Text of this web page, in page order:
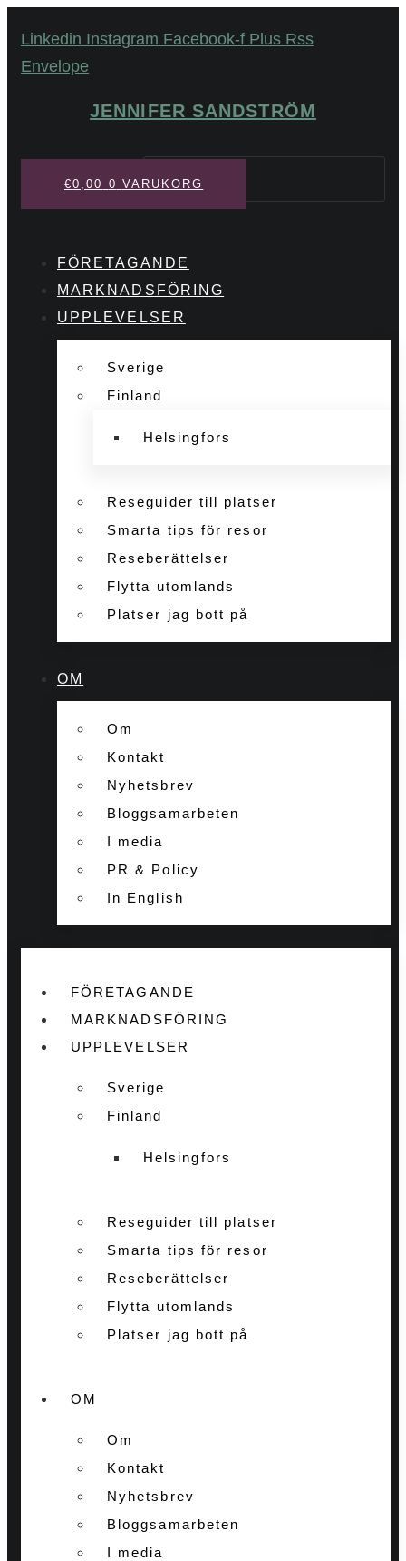
till
innehåll
Linkedin Instagram Facebook-f Plus Rss
Envelope
JENNIFER SANDSTRÖM
Sök
€0,00 0 VARUKORG
FÖRETAGANDE
MARKNADSFÖRING
UPPLEVELSER
Sverige
Finland
Helsingfors
Reseguider till platser
Smarta tips för resor
Reseberättelser
Flytta utomlands
Platser jag bott på
OM
Om
Kontakt
Nyhetsbrev
Bloggsamarbeten
I media
PR & Policy
In English
FÖRETAGANDE
MARKNADSFÖRING
UPPLEVELSER
Sverige
Finland
Helsingfors
Reseguider till platser
Smarta tips för resor
Reseberättelser
Flytta utomlands
Platser jag bott på
OM
Om
Kontakt
Nyhetsbrev
Bloggsamarbeten
I media